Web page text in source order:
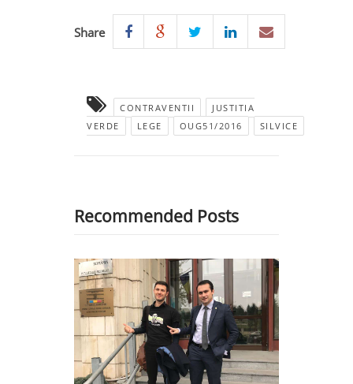
Share
CONTRAVENTII
JUSTITIA
VERDE
LEGE OUG51/2016 SILVICE
Recommended Posts